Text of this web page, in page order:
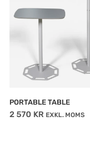
PORTABLE TABLE
2 570 KR EXKL. MOMS